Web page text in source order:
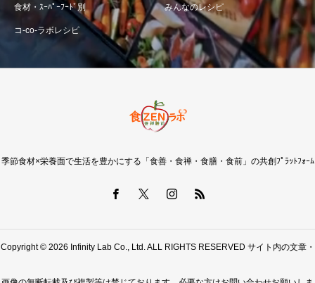
食材・ｽｰﾊﾟｰﾌｰﾄﾞ別 みんなのレシピ
コ-co-ラボレシピ
季節食材×栄養面で生活を豊かにする「食善・食禅・食膳・食前」の共創ﾌﾟﾗｯﾄﾌｫｰﾑ
Copyright © 2026 Infinity Lab Co., Ltd. ALL RIGHTS RESERVED サイト内の文章・